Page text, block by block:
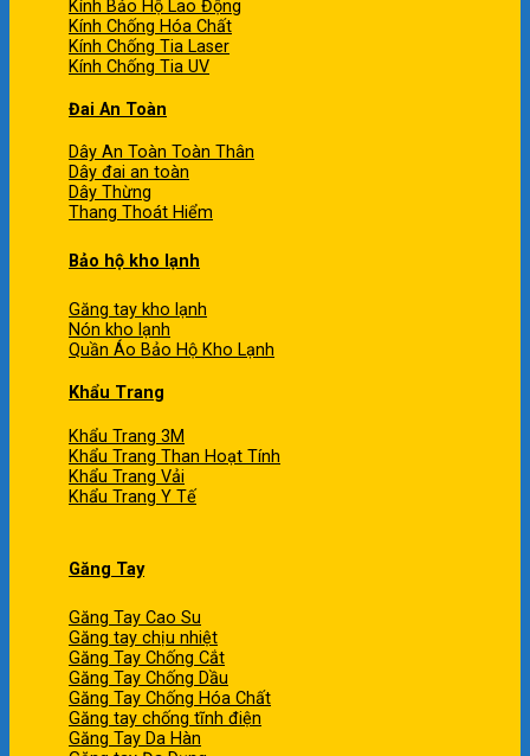
Kính Bảo Hộ Lao Động
Kính Chống Hóa Chất
Kính Chống Tia Laser
Kính Chống Tia UV
Đai An Toàn
Dây An Toàn Toàn Thân
Dây đai an toàn
Dây Thừng
Thang Thoát Hiểm
Bảo hộ kho lạnh
Găng tay kho lạnh
Nón kho lạnh
Quần Áo Bảo Hộ Kho Lạnh
Khẩu Trang
Khẩu Trang 3M
Khẩu Trang Than Hoạt Tính
Khẩu Trang Vải
Khẩu Trang Y Tế
Găng Tay
Găng Tay Cao Su
Găng tay chịu nhiệt
Găng Tay Chống Cắt
Găng Tay Chống Dầu
Găng Tay Chống Hóa Chất
Găng tay chống tĩnh điện
Găng Tay Da Hàn